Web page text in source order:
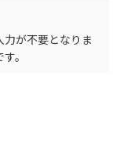
が不要となりま
。